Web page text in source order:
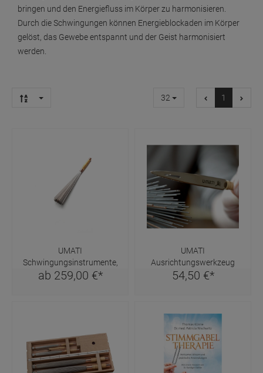
bringen und den Energiefluss im Körper zu harmonisieren.
Durch die Schwingungen können Energieblockaden im Körper
gelöst, das Gewebe entspannt und der Geist harmonisiert
werden.
32 1
UMATI
Schwingungsinstrumente,
verschiedene Größen
ab 259,00 €*
UMATI
Ausrichtungswerkzeug
54,50 €*